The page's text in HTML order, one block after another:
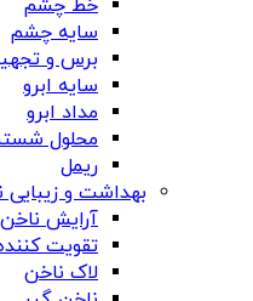
خط چشم
سایه چشم
برس و
سایه ابرو
مداد ابرو
محلول
ریمل
بهداشت و زیبایی
آرایش ناخن
تقویت
لاک ناخن